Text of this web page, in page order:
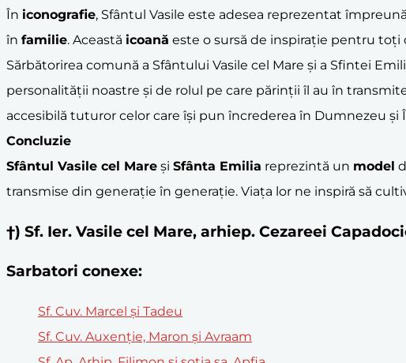
În iconografie, Sfântul Vasile este adesea reprezentat
în familie. Această icoană este o sursă de inspirație pentru toți
Sărbătorirea comună a Sfântului Vasile cel Mare și a Sfintei
personalității noastre și de rolul pe care părinții îl au în
accesibilă tuturor celor care își pun încrederea în Dumnezeu și
Concluzie
Sfântul Vasile cel Mare și Sfânta Emilia reprezintă un model
transmise din generație în generație. Viața lor ne inspiră să
†) Sf. Ier. Vasile cel Mare, arhiep. Cezareei
Sarbatori conexe:
Sf. Cuv. Marcel și Tadeu
Sf. Cuv. Auxenție, Maron și Avraam